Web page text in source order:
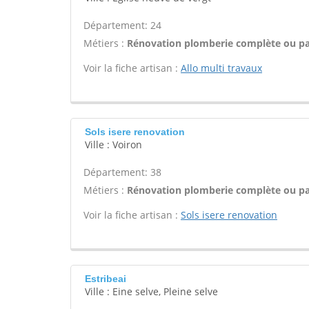
Département: 24
Métiers : Rénovation plomberie complète ou
Voir la fiche artisan : Allo multi travaux
Sols isere renovation
Ville : Voiron
Département: 38
Métiers : Rénovation plomberie complète ou
Voir la fiche artisan : Sols isere renovation
Estribeai
Ville : Eine selve, Pleine selve